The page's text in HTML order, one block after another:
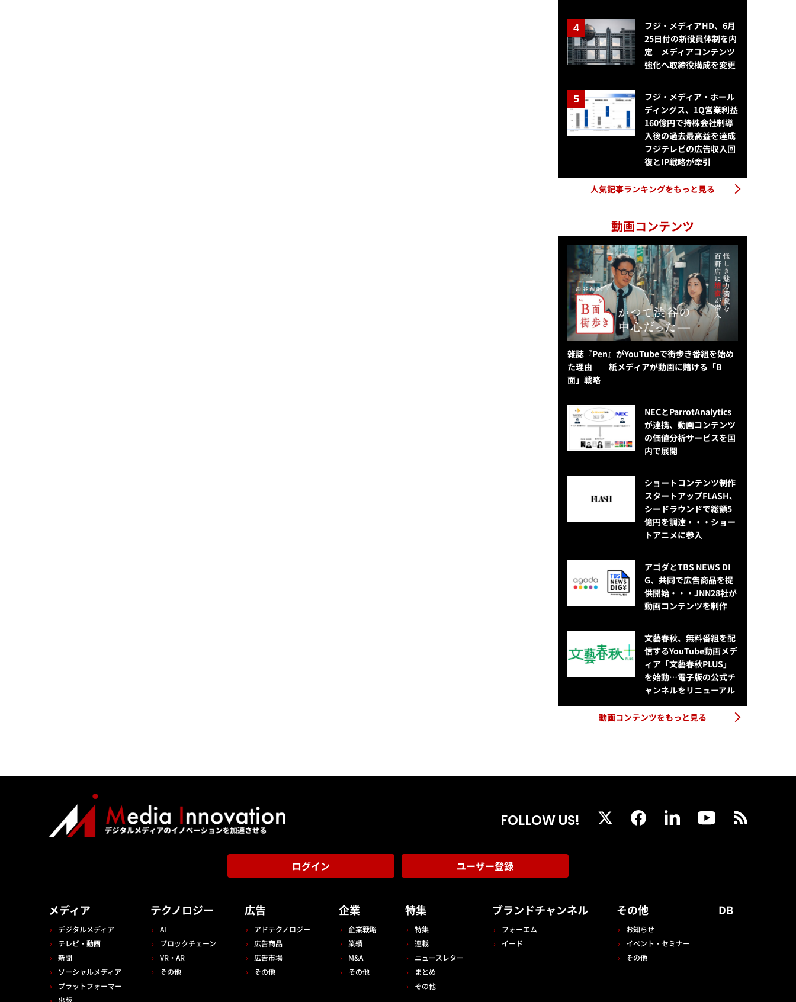
フジ・メディアHD、6月
25日付の新役員体制を内
定 メディアコンテンツ
強化へ取締役構成を変更
フジ・メディア・ホール
ディングス、1Q営業利益
160億円で持株会社制導
入後の過去最高益を達成
フジテレビの広告収入回
復とIP戦略が牽引
人気記事ランキングをもっと見る
動画コンテンツ
雑誌『Pen』がYouTubeで街歩き番組を始め
た理由——紙メディアが動画に賭ける「B
面」戦略
NECとParrotAnalytics
が連携、動画コンテンツ
の価値分析サービスを国
内で展開
ショートコンテンツ制作
スタートアップFLASH、
シードラウンドで総額5
億円を調達・・・ショー
トアニメに参入
アゴダとTBS NEWS DI
G、共同で広告商品を提
供開始・・・JNN28社が
動画コンテンツを制作
文藝春秋、無料番組を配
信するYouTube動画メデ
ィア「文藝春秋PLUS」
を始動…電子版の公式チ
ャンネルをリニューアル
動画コンテンツをもっと見る
FOLLOW US!
ログイン ユーザー登録
メディア
デジタルメディア
テレビ・動画
新聞
ソーシャルメディア
プラットフォーマー
テクノロジー
AI
ブロックチェーン
VR・AR
その他
広告
アドテクノロジー
広告商品
広告市場
その他
企業
企業戦略
業績
M&A
その他
特集
特集
連載
ニュースレター
まとめ
その他
ブランドチャンネル
フォーエム
イード
その他
お知らせ
イベント・セミナー
その他
DB